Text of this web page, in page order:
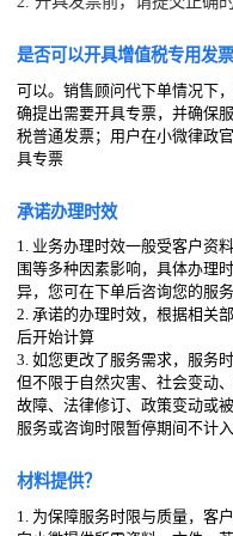
是否可以开具增值税专用发
可以。销售顾问代下单情况下
确提出需要开具专票，并确保
税普通发票；用户在小微律政
具专票
承诺办理时效
1. 业务办理时效一般受客户资
围等多种因素影响，具体办理
异，您可在下单后咨询您的服
2. 承诺的办理时效，根据相关
后开始计算
3. 如您更改了服务需求，服务
但不限于自然灾害、社会变动
故障、法律修订、政策变动或
服务或咨询时限暂停期间不计入
材料提供？
1. 为保障服务时限与质量，客